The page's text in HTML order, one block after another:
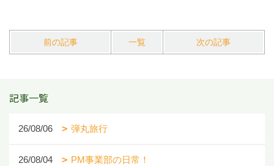
前の記事 一覧 次の記事
記事一覧
26/08/06 弾丸旅行
26/08/04 PM事業部の日常！